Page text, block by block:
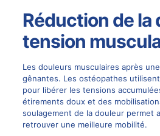
Réduction de la
tension
Les douleurs musculaires après
gênantes. Les ostéopathes
pour libérer les tensions
étirements doux et des
soulagement de la douleur permet
retrouver une meilleure mobilité.